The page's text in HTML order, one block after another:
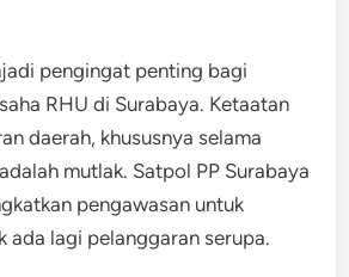
pengingat penting bagi
RHU di Surabaya. Ketaatan
daerah, khususnya selama
mutlak. Satpol PP Surabaya
pengawasan untuk
ada lagi pelanggaran serupa.